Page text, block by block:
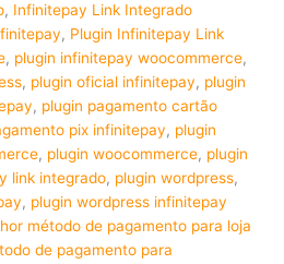
, Infinitepay Link Integrado
, Plugin Infinitepay Link
, plugin infinitepay woocommerce,
, plugin oficial infinitepay, plugin
, plugin pagamento cartão
pix infinitepay, plugin
, plugin woocommerce, plugin
link integrado, plugin wordpress,
, plugin wordpress infinitepay
método de pagamento para loja
de pagamento para